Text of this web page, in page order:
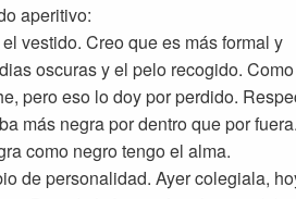
aperitivo:
vestido. Creo que es más formal y
oscuras y el pelo recogido. Como
pero eso lo doy por perdido.
más negra por dentro que por
como negro tengo el alma.
de personalidad. Ayer colegiala,